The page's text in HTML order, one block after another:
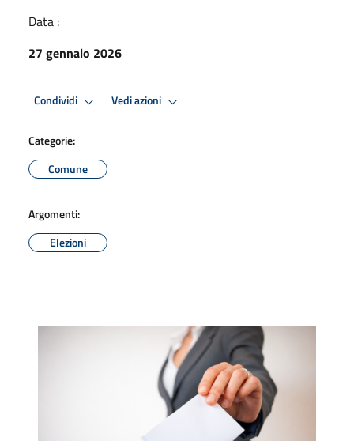
Data :
27 gennaio 2026
Condividi Vedi azioni
Categorie:
Comune
Argomenti:
Elezioni